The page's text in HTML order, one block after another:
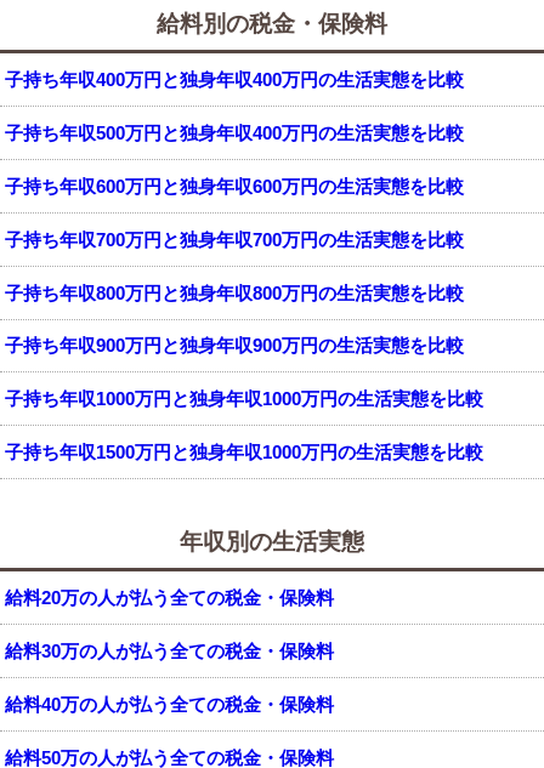
給料別の税金・保険料
子持ち年収400万円と独身年収400万円の生活実態を比較
子持ち年収500万円と独身年収400万円の生活実態を比較
子持ち年収600万円と独身年収600万円の生活実態を比較
子持ち年収700万円と独身年収700万円の生活実態を比較
子持ち年収800万円と独身年収800万円の生活実態を比較
子持ち年収900万円と独身年収900万円の生活実態を比較
子持ち年収1000万円と独身年収1000万円の生活実態を比較
子持ち年収1500万円と独身年収1000万円の生活実態を比較
年収別の生活実態
給料20万の人が払う全ての税金・保険料
給料30万の人が払う全ての税金・保険料
給料40万の人が払う全ての税金・保険料
給料50万の人が払う全ての税金・保険料